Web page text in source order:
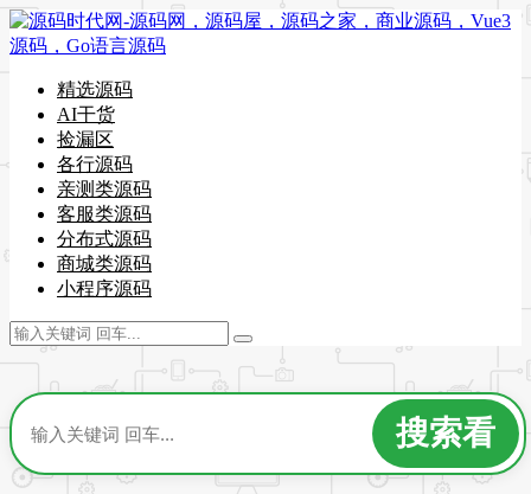
精选源码
AI干货
捡漏区
各行源码
亲测类源码
客服类源码
分布式源码
商城类源码
小程序源码